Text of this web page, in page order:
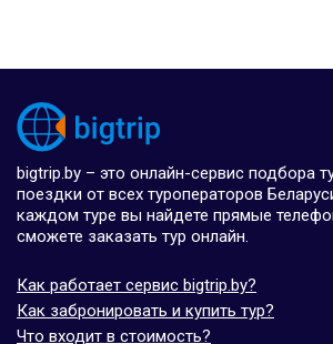
bigtrip.by – это онлайн-сервис подбора
поездки от всех туроператоров
каждом туре вы найдете прямые
сможете заказать тур онлайн.
Как работает сервис bigtrip.by?
Как забронировать и купить тур?
Что входит в стоимость?